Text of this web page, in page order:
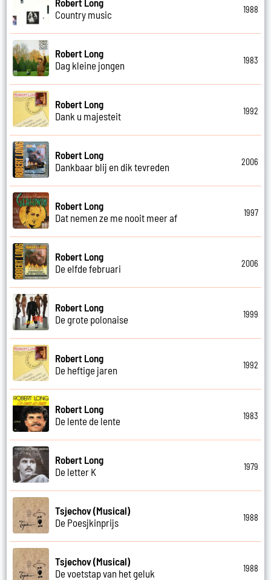
Country music
1988
Robert Long
Dag kleine jongen
1983
Robert Long
Dank u majesteit
1992
Robert Long
Dankbaar blij en dik tevreden
2006
Robert Long
Dat nemen ze me nooit meer af
1997
Robert Long
De elfde februari
2006
Robert Long
De grote polonaise
1999
Robert Long
De heftige jaren
1992
Robert Long
De lente de lente
1983
Robert Long
De letter K
1979
Tsjechov (Musical)
De Poesjkinprijs
1988
Tsjechov (Musical)
De voetstap van het geluk
1988